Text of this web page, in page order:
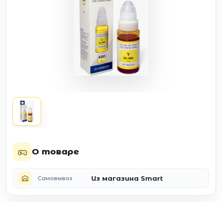
О товаре
Самовывоз Из магазина Smart